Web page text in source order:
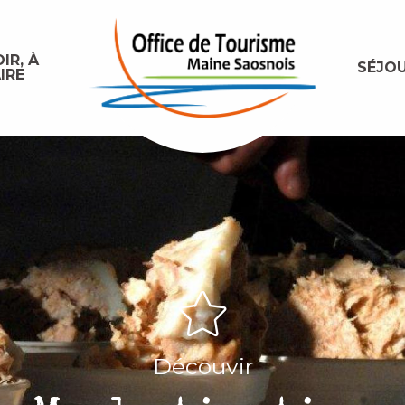
À
Découvir